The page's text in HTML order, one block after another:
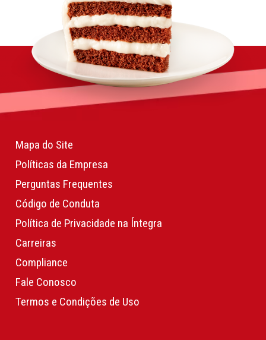
Mapa do Site
Políticas da Empresa
Perguntas Frequentes
Código de Conduta
Política de Privacidade na Íntegra
Carreiras
Compliance
Fale Conosco
Termos e Condições de Uso